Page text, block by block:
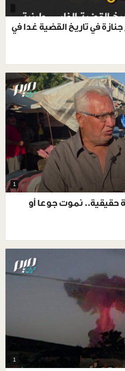
في تاريخ القضية غدا في
1
حقيقية.. نموت جوعا أو
1